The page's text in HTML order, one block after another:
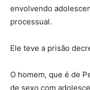
envolvendo
processual.
Ele teve a prisão
O homem, que é de
de sexo com